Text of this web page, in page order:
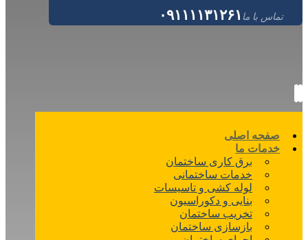
تماس با ما ۰۹۱۱۱۱۳۱۲۶۱
صفحه اصلی
خدمات ما
برق کاری ساختمان
خدمات ساختمانی
لوله کشی و تاسیسات
بنایی و دکوراسیون
تخریب ساختمان
بازسازی ساختمان